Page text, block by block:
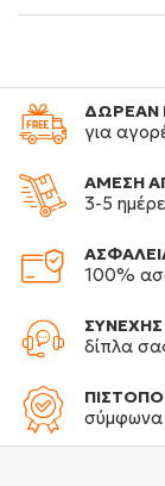
ΔΩΡΕΑΝ
για
ΑΜΕΣΗ
3-5
100%
δίπλα
σύμφωνα